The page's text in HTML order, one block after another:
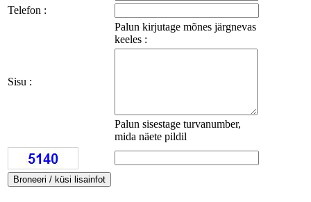
Telefon :
Palun kirjutage mõnes järgnevas
keeles :
Sisu :
Palun sisestage turvanumber,
mida näete pildil